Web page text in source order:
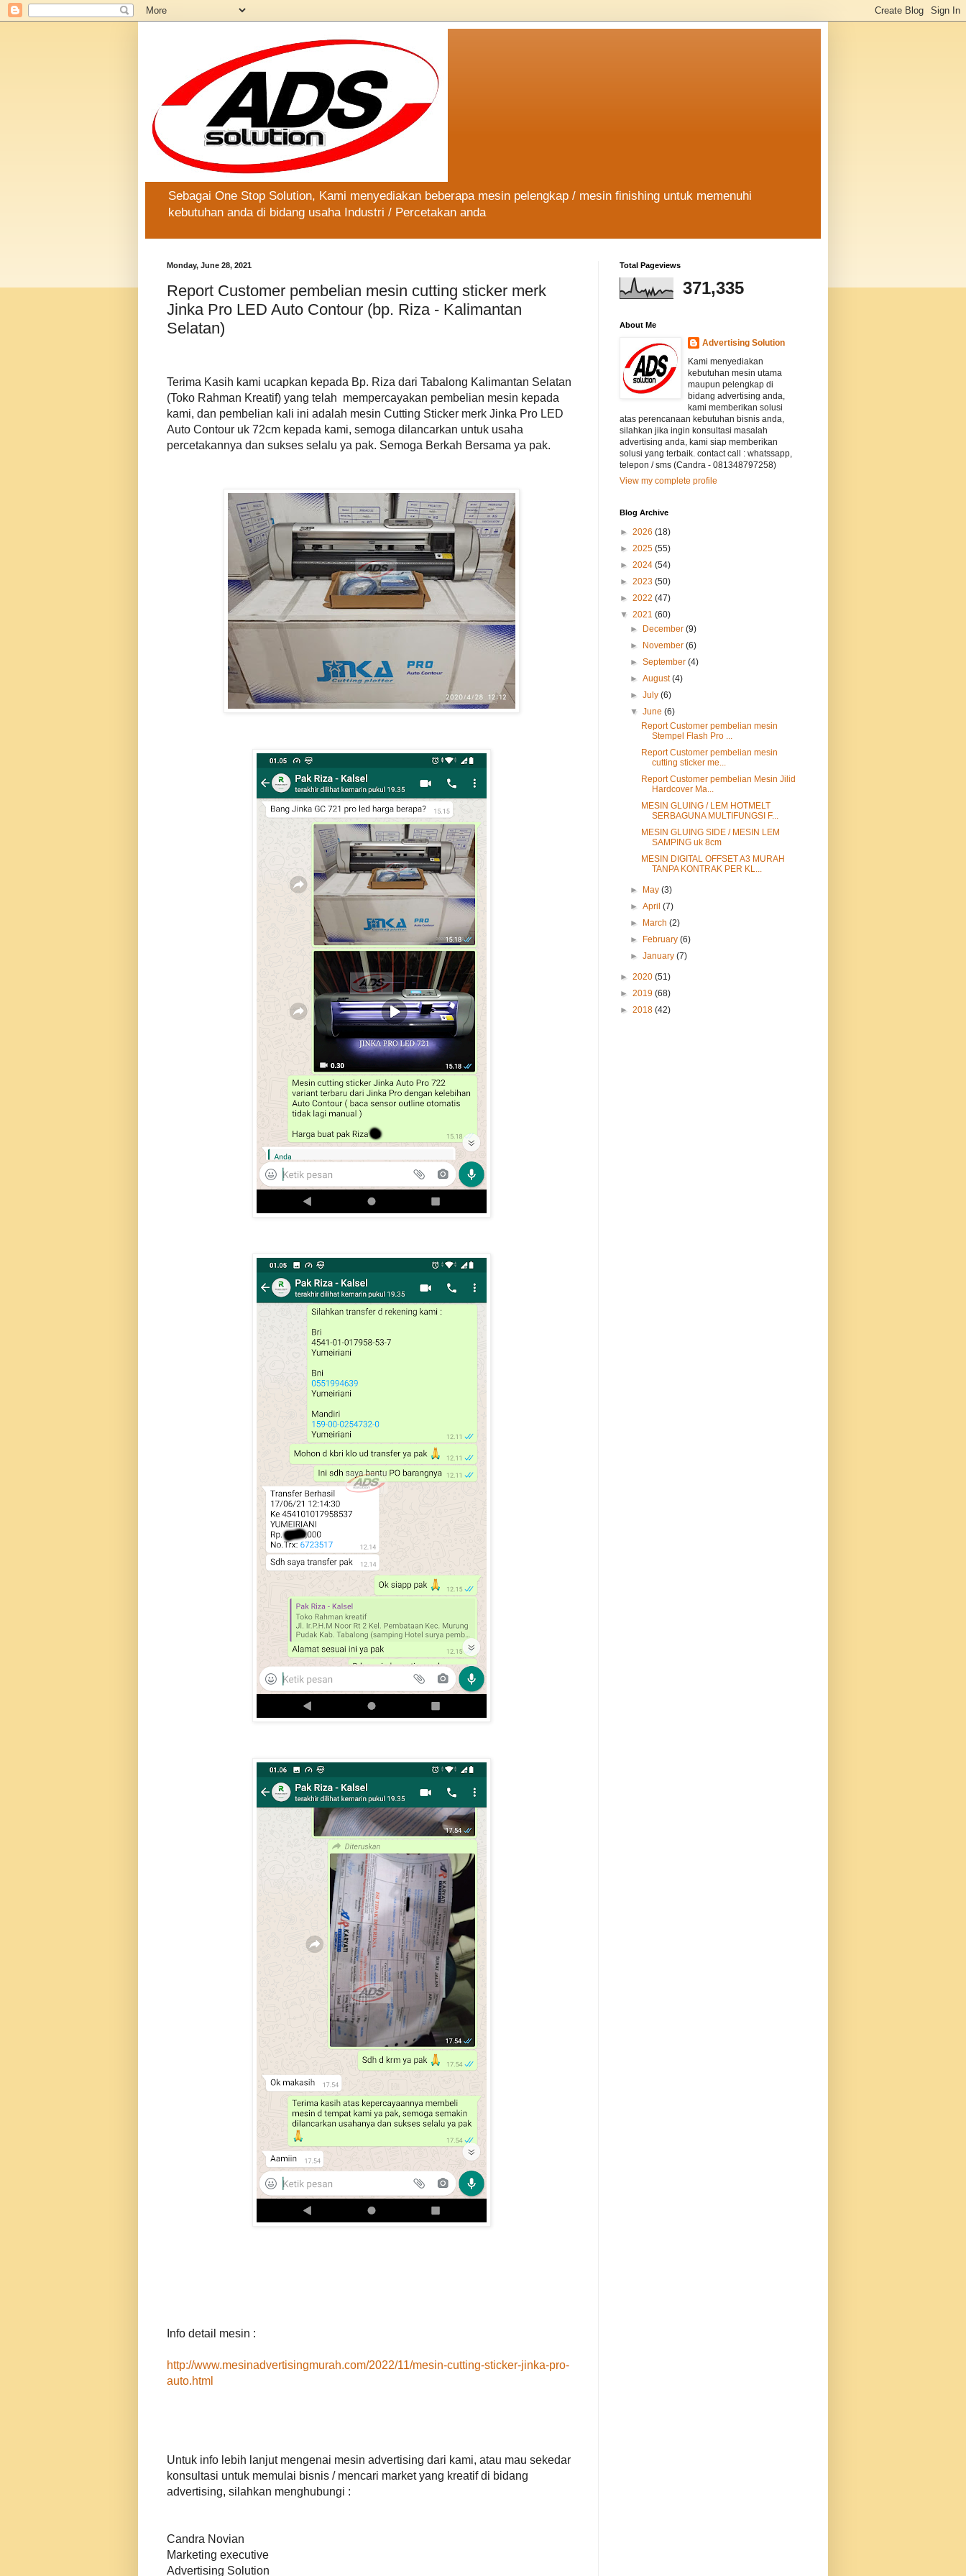
Sebagai One Stop Solution, Kami menyediakan beberapa mesin pelengkap / mesin finishing untuk memenuhi
kebutuhan anda di bidang usaha Industri / Percetakan anda
Monday, June 28, 2021
Report Customer pembelian mesin cutting sticker merk
Jinka Pro LED Auto Contour (bp. Riza - Kalimantan
Selatan)
Terima Kasih kami ucapkan kepada Bp. Riza dari Tabalong Kalimantan Selatan
(Toko Rahman Kreatif) yang telah mempercayakan pembelian mesin kepada
kami, dan pembelian kali ini adalah mesin Cutting Sticker merk Jinka Pro LED
Auto Contour uk 72cm kepada kami, semoga dilancarkan untuk usaha
percetakannya dan sukses selalu ya pak. Semoga Berkah Bersama ya pak.
Info detail mesin :
http://www.mesinadvertisingmurah.com/2022/11/mesin-cutting-sticker-jinka-pro-
auto.html
Untuk info lebih lanjut mengenai mesin advertising dari kami, atau mau sekedar
konsultasi untuk memulai bisnis / mencari market yang kreatif di bidang
advertising, silahkan menghubungi :
Candra Novian
Marketing executive
Advertising Solution
Total Pageviews
371,335
About Me
Advertising Solution
Kami menyediakan
kebutuhan mesin utama
maupun pelengkap di
bidang advertising anda,
kami memberikan solusi
atas perencanaan kebutuhan bisnis anda,
silahkan jika ingin konsultasi masalah
advertising anda, kami siap memberikan
solusi yang terbaik. contact call : whatssapp,
telepon / sms (Candra - 081348797258)
View my complete profile
Blog Archive
► 2026 (18)
► 2025 (55)
► 2024 (54)
► 2023 (50)
► 2022 (47)
▼ 2021 (60)
►
December(9)
►
November(6)
►September(4)
►August(4)
►July(6)
▼June(6)
Report Customer pembelian mesin
Stempel Flash Pro ...
Report Customer pembelian mesin
cutting sticker me...
Report Customer pembelian Mesin Jilid
Hardcover Ma...
MESIN GLUING / LEM HOTMELT
SERBAGUNA MULTIFUNGSI F...
MESIN GLUING SIDE / MESIN LEM
SAMPING uk 8cm
MESIN DIGITAL OFFSET A3 MURAH
TANPA KONTRAK PER KL...
► May(3)
►April(7)
►
March(2)
►
February(6)
►January(7)
► 2020 (51)
► 2019 (68)
► 2018 (42)